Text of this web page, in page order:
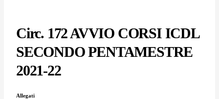
Circ. 172 AVVIO CORSI ICDL
SECONDO PENTAMESTRE
2021-22
Allegati